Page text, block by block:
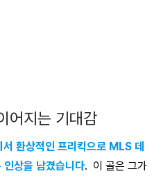
어지는 기대감
환상적인 프리킥으로 MLS 데
인상을 남겼습니다. 이 골은 그가